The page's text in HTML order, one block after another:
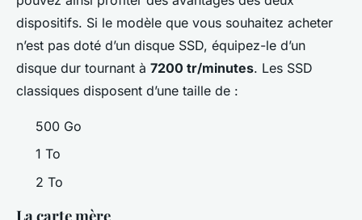
dispositifs. Si le modèle que vous souhaitez acheter
n’est pas doté d’un disque SSD, équipez-le d’un
disque dur tournant à 7200 tr/minutes. Les SSD
classiques disposent d’une taille de :
500 Go
1 To
2 To
La carte mère